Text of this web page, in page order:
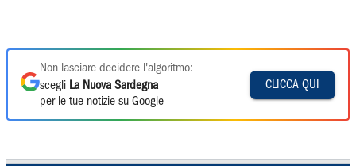
Non lasciare decidere l'algoritmo:
scegli La Nuova Sardegna
per le tue notizie su Google
CLICCA QUI